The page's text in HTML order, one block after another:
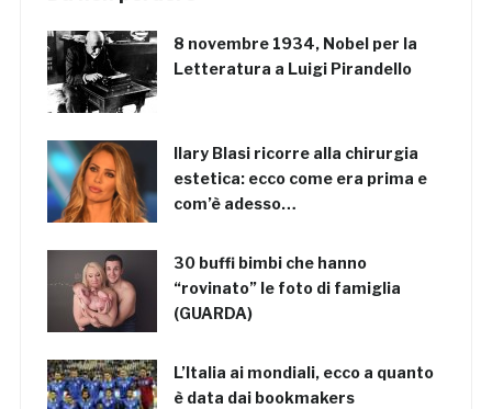
8 novembre 1934, Nobel per la
Letteratura a Luigi Pirandello
Ilary Blasi ricorre alla chirurgia
estetica: ecco come era prima e
com’è adesso…
30 buffi bimbi che hanno
“rovinato” le foto di famiglia
(GUARDA)
L’Italia ai mondiali, ecco a quanto
è data dai bookmakers